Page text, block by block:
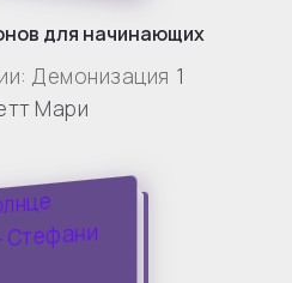
для начинающих
Демонизация 1
Мари